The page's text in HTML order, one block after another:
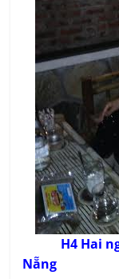
H4 Hai
Nẵng